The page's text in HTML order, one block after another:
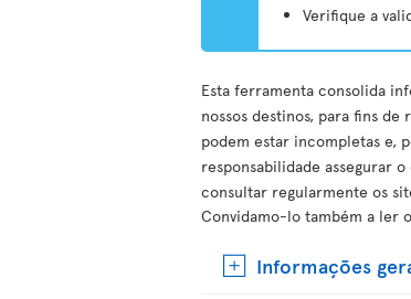
Verifique a
Esta ferramenta consolida
nossos destinos, para fins
podem estar incompletas e,
responsabilidade assegurar
consultar regularmente os
Convidamo-lo também a ler o
Informações